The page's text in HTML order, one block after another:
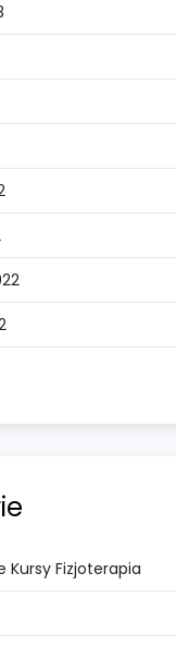
Kursy Fizjoterapia